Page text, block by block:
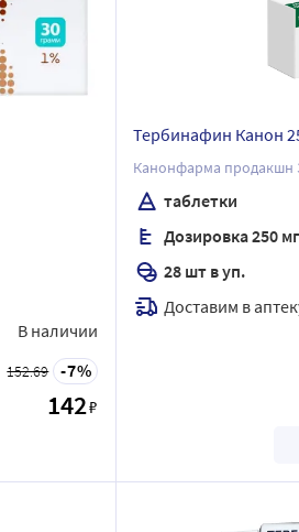
В наличии
152.69 7
142₽
Тербинафин Канон
Канонфарма продакшн
таблетки
Дозировка 250 мг
28 шт в уп.
Доставим в